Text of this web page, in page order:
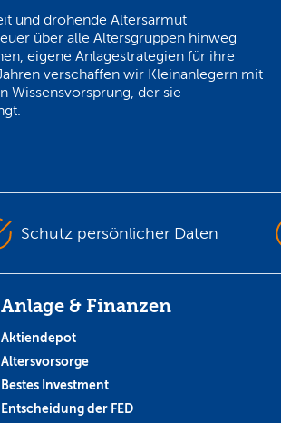
und drohende Altersarmut
über alle Altersgruppen hinweg
eigene Anlagestrategien für ihre
verschaffen wir Kleinanlegern mit
Wissensvorsprung, der sie
Schutz persönlicher Daten
Anlage & Finanzen
Aktiendepot
Altersvorsorge
Bestes Investment
Entscheidung der FED